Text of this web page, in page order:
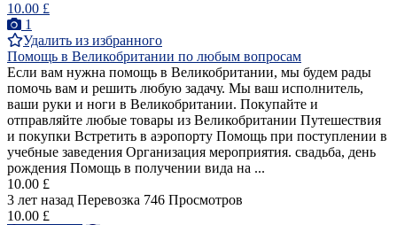
10.00 £
1
Удалить из избранного
Помощь в Великобритании по любым вопросам
Если вам нужна помощь в Великобритании, мы будем рады
помочь вам и решить любую задачу. Мы ваш исполнитель,
ваши руки и ноги в Великобритании. Покупайте и
отправляйте любые товары из Великобритании Путешествия
и покупки Встретить в аэропорту Помощь при поступлении в
учебные заведения Организация мероприятия. свадьба, день
рождения Помощь в получении вида на ...
10.00 £
3 лет назад Перевозка 746 Просмотров
10.00 £